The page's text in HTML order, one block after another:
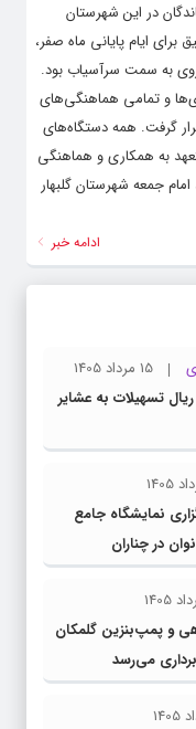
در این شهرستان
ایام پایانی ماه صفر،
به سمت سرآسیاب بود.
و تمامی هماهنگی‌های
گرفت. همه دستگاه‌های
به همکاری و هماهنگی
جمعه شهرستان گلبهار
ادامه خبر
15 مرداد 1405
ریال تسهیلات به عشایر
نمایشگاه جامع
در چناران
و پمپ‌بنزین گلمکان
می‌رسد